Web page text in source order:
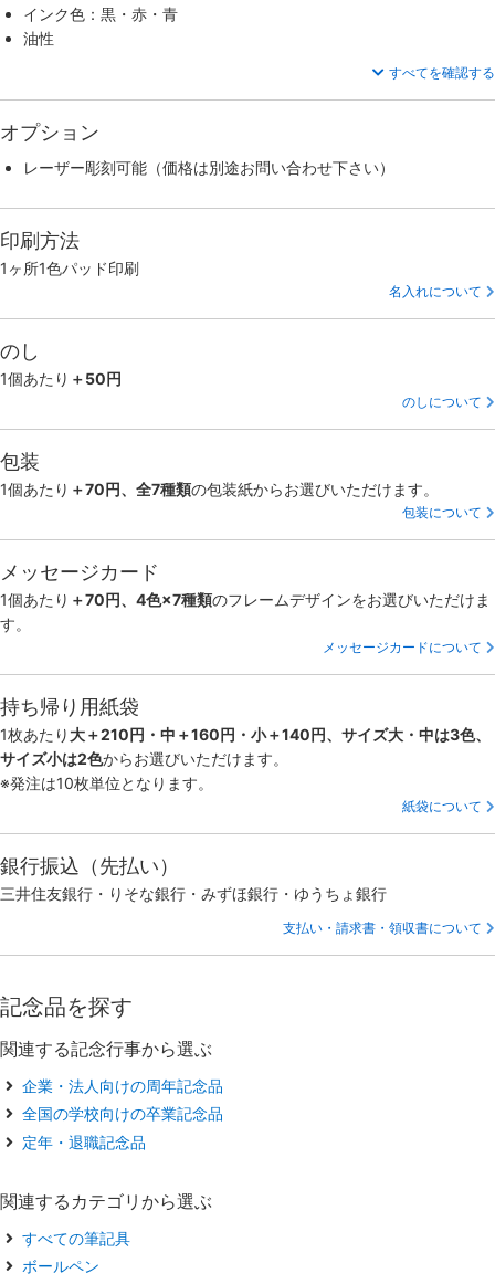
インク色：黒・赤・青
油性
すべてを確認する
オプション
レーザー彫刻可能（価格は別途お問い合わせ下さい）
印刷方法
1ヶ所1色パッド印刷
名入れについて
のし
1個あたり ＋50円
のしについて
包装
1個あたり ＋70円、全7種類の包装紙からお選びいただけます。
包装について
メッセージカード
1個あたり ＋70円、4色×7種類のフレームデザインをお選びいただけま
す。
メッセージカードについて
持ち帰り用紙袋
1枚あたり 大＋210円・中＋160円・小＋140円、サイズ大・中は3色、
サイズ小は2色からお選びいただけます。
※発注は10枚単位となります。
紙袋について
銀行振込（先払い）
三井住友銀行・りそな銀行・みずほ銀行・ゆうちょ銀行
支払い・請求書・領収書について
記念品を探す
関連する記念行事から選ぶ
企業・法人向けの周年記念品
全国の学校向けの卒業記念品
定年・退職記念品
関連するカテゴリから選ぶ
すべての筆記具
ボールペン